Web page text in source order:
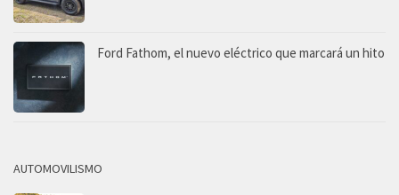
Ford Fathom, el nuevo eléctrico que marcará un hito
AUTOMOVILISMO